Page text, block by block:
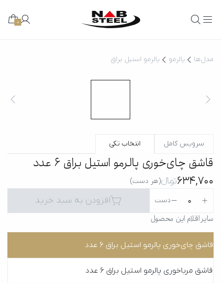
0
مدل‌ها پالرمو پالرمو استیل براق
سرویس کامل انتخاب تکی
قاشق چا‌ی‌خوری پالرمو استیل براق 6 عدد
634,700تومانءءء(هر دست)
0 دست افزودن به سبد خرید
سایر اقلام این محصول
قاشق چا‌ی‌خوری پالرمو استیل براق 6 عدد
قاشق مرباخوری پالرمو استیل براق 6 عدد